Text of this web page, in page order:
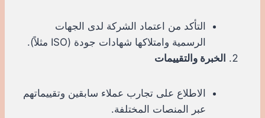
التأكد من اعتماد الشركة لدى الجهات
الرسمية وامتلاكها شهادات جودة (ISO مثلاً).
الخبرة والتقييمات
الاطلاع على تجارب عملاء سابقين وتقييماتهم
عبر المنصات المختلفة.